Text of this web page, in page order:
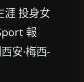
涯 投身女
報
安·梅西-